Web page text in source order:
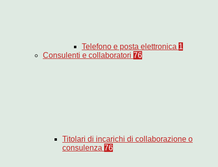
Telefono e posta elettronica 1
Consulenti e collaboratori 76
Titolari di incarichi di collaborazione o
consulenza 76